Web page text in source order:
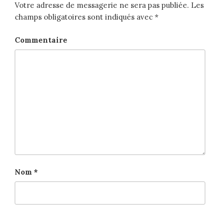
Votre adresse de messagerie ne sera pas publiée. Les
champs obligatoires sont indiqués avec *
Commentaire
Nom *